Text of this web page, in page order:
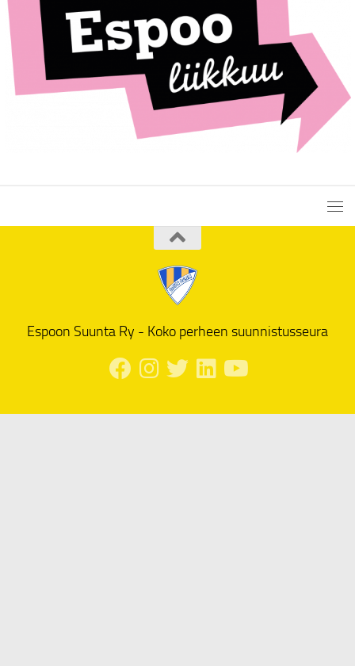
Espoon Suunta Ry - Koko perheen suunnistusseura